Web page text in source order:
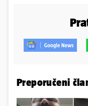
Preporučeni